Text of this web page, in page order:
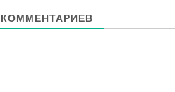
КОММЕНТАРИЕВ